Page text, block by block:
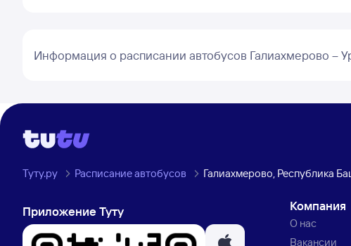
Информация о расписании автобусов Галиахмерово –
Туту.ру Расписание автобусов Галиахмерово, Республика
Приложение Туту Компания
О нас
Вакансии